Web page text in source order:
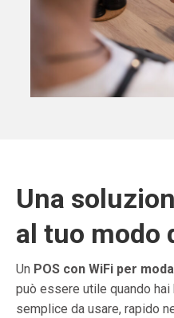
Una
al tuo modo
Un POS con WiFi per
può essere utile quando
semplice da usare, rapido